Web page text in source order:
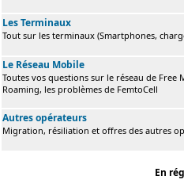
Les Terminaux
Tout sur les terminaux (Smartphones,
Le Réseau Mobile
Toutes vos questions sur le réseau de Free
Roaming, les problèmes de FemtoCell
Autres opérateurs
Migration, résiliation et offres des autres
En